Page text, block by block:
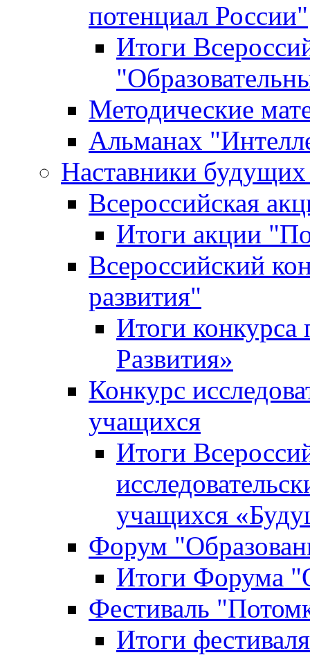
потенциал России"
Итоги
Методические
Альманах
Наставники
Всероссийская
Итоги акции
Всероссийский
развития"
Итоги конкурса
Развития»
Конкурс
учащихся
Итоги
учащихся
Форум
Итоги Форума
Фестиваль
Итоги